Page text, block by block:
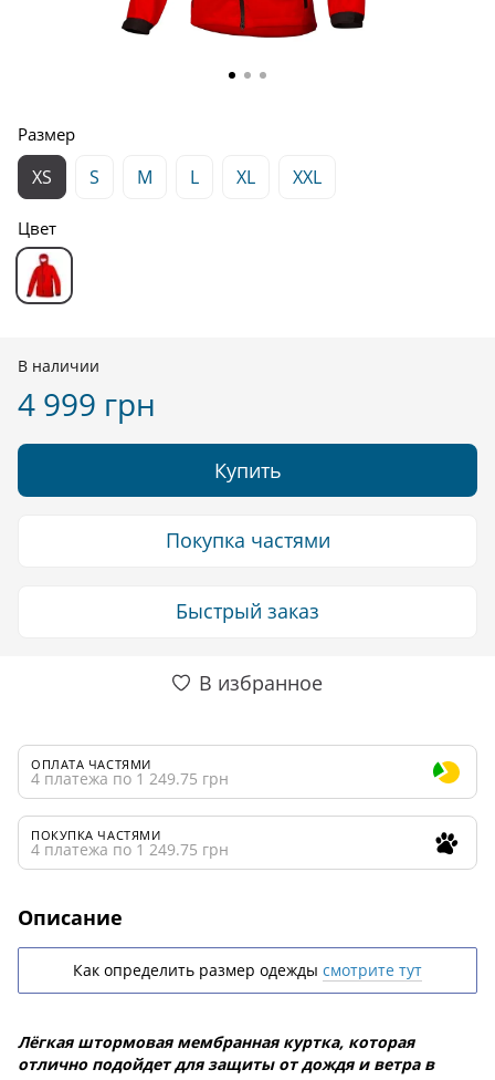
Размер
XS S M L XL XXL
Цвет
В наличии
4 999 грн
Купить
Покупка частями
Быстрый заказ
В избранное
ОПЛАТА ЧАСТЯМИ
4 платежа по 1 249.75 грн
ПОКУПКА ЧАСТЯМИ
4 платежа по 1 249.75 грн
Описание
Как определить размер одежды смотрите тут
Лёгкая штормовая мембранная куртка, которая
отлично подойдет для защиты от дождя и ветра в